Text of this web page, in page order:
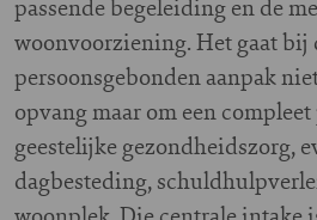
passende begeleiding en de
woonvoorziening. Het gaat bij
persoonsgebonden aanpak
opvang maar om een
geestelijke gezondheidszorg,
dagbesteding,